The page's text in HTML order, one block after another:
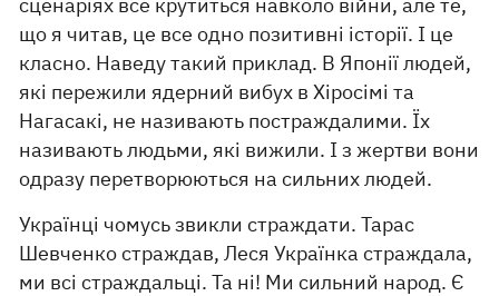
що я читав, це все одно позитивні історії. І це
класно. Наведу такий приклад. В Японії людей,
які пережили ядерний вибух в Хіросімі та
Нагасакі, не називають постраждалими. Їх
називають людьми, які вижили. І з жертви вони
одразу перетворюються на сильних людей.
Українці чомусь звикли страждати. Тарас
Шевченко страждав, Леся Українка страждала,
ми всі страждальці. Та ні! Ми сильний народ. Є